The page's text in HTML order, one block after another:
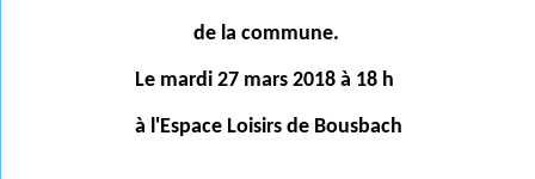
de la commune.
Le mardi 27 mars 2018 à 18 h
à l'Espace Loisirs de Bousbach